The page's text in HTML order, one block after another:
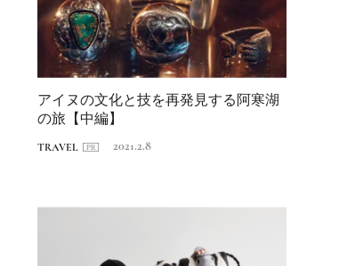
アイヌの文化と技を再発見する阿寒湖
の旅【中編】
TRAVEL 2021.2.8